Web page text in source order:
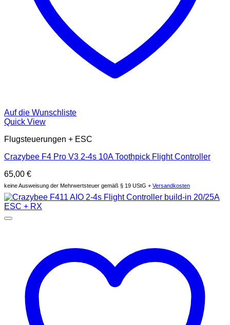
Auf die Wunschliste
Quick View
Flugsteuerungen + ESC
Crazybee F4 Pro V3 2-4s 10A Toothpick Flight Controller
65,00 €
keine Ausweisung der Mehrwertsteuer gemäß § 19 UStG + Versandkosten